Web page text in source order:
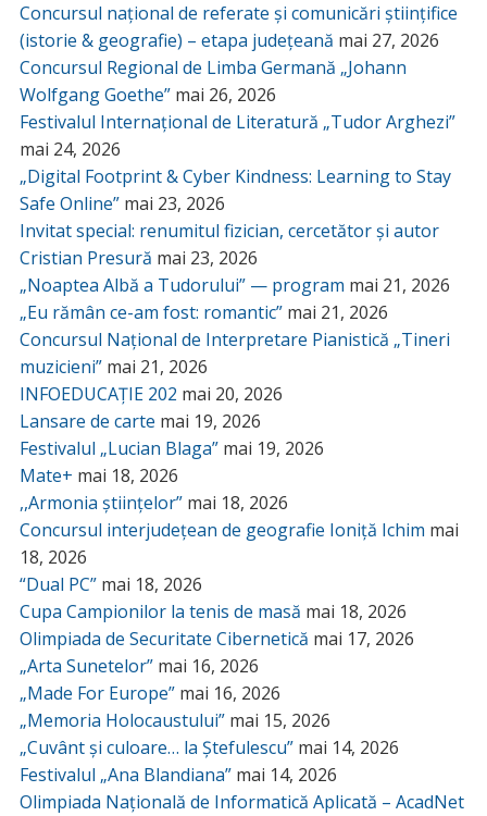
Concursul național de referate și comunicări științifice
(istorie & geografie) – etapa județeană mai 27, 2026
Concursul Regional de Limba Germană „Johann
Wolfgang Goethe” mai 26, 2026
Festivalul Internațional de Literatură „Tudor Arghezi”
mai 24, 2026
„Digital Footprint & Cyber Kindness: Learning to Stay
Safe Online” mai 23, 2026
Invitat special: renumitul fizician, cercetător și autor
Cristian Presură mai 23, 2026
„Noaptea Albă a Tudorului” — program mai 21, 2026
„Eu rămân ce-am fost: romantic” mai 21, 2026
Concursul Național de Interpretare Pianistică „Tineri
muzicieni” mai 21, 2026
INFOEDUCAȚIE 202 mai 20, 2026
Lansare de carte mai 19, 2026
Festivalul „Lucian Blaga” mai 19, 2026
Mate+ mai 18, 2026
,,Armonia științelor” mai 18, 2026
Concursul interjudețean de geografie Ioniță Ichim mai
18, 2026
“Dual PC” mai 18, 2026
Cupa Campionilor la tenis de masă mai 18, 2026
Olimpiada de Securitate Cibernetică mai 17, 2026
„Arta Sunetelor” mai 16, 2026
„Made For Europe” mai 16, 2026
„Memoria Holocaustului” mai 15, 2026
„Cuvânt și culoare… la Ștefulescu” mai 14, 2026
Festivalul „Ana Blandiana” mai 14, 2026
Olimpiada Națională de Informatică Aplicată – AcadNet